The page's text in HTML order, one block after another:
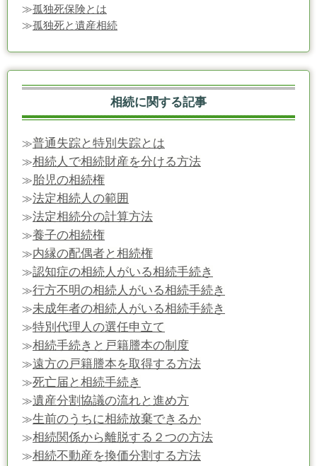
≫孤独死保険とは
≫孤独死と遺産相続
相続に関する記事
≫普通失踪と特別失踪とは
≫相続人で相続財産を分ける方法
≫胎児の相続権
≫法定相続人の範囲
≫法定相続分の計算方法
≫養子の相続権
≫内縁の配偶者と相続権
≫認知症の相続人がいる相続手続き
≫行方不明の相続人がいる相続手続き
≫未成年者の相続人がいる相続手続き
≫特別代理人の選任申立て
≫相続手続きと戸籍謄本の制度
≫遠方の戸籍謄本を取得する方法
≫死亡届と相続手続き
≫遺産分割協議の流れと進め方
≫生前のうちに相続放棄できるか
≫相続関係から離脱する２つの方法
≫相続不動産を換価分割する方法